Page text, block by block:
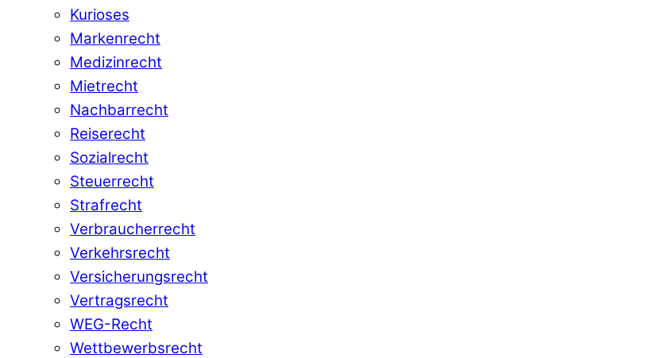
Kurioses
Markenrecht
Medizinrecht
Mietrecht
Nachbarrecht
Reiserecht
Sozialrecht
Steuerrecht
Strafrecht
Verbraucherrecht
Verkehrsrecht
Versicherungsrecht
Vertragsrecht
WEG-Recht
Wettbewerbsrecht